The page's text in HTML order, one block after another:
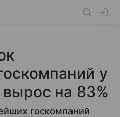
у
на 83%
госкомпаний